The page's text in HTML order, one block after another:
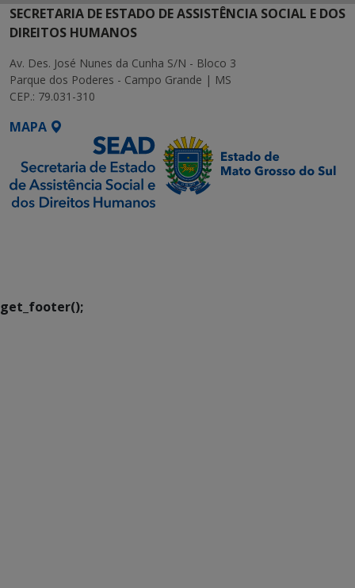
SECRETARIA DE ESTADO DE ASSISTÊNCIA SOCIAL E DOS
DIREITOS HUMANOS
Av. Des. José Nunes da Cunha S/N - Bloco 3
Parque dos Poderes - Campo Grande | MS
CEP.: 79.031-310
MAPA
get_footer();